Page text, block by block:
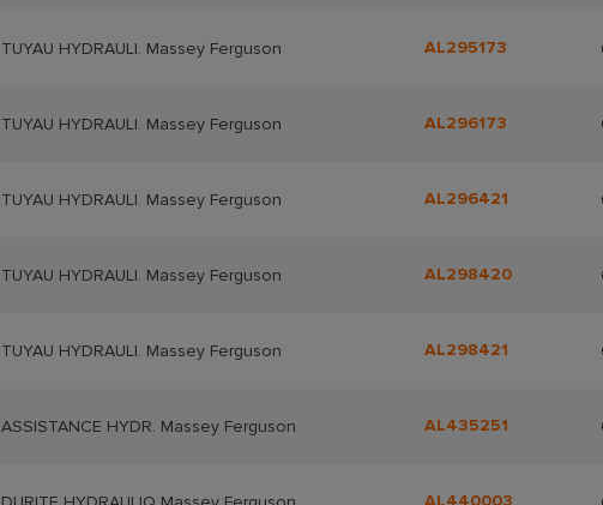
TUYAU HYDRAULI. Massey Ferguson AL295173
TUYAU HYDRAULI. Massey Ferguson AL296173
TUYAU HYDRAULI. Massey Ferguson AL296421
TUYAU HYDRAULI. Massey Ferguson AL298420
TUYAU HYDRAULI. Massey Ferguson AL298421
ASSISTANCE HYDR. Massey Ferguson AL435251
AL440003